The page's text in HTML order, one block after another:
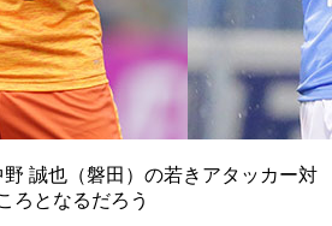
誠也（磐田）の若きアタッカー対
ろとなるだろう